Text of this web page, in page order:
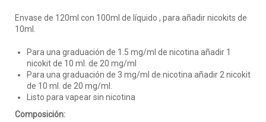
Envase de 120ml con 100ml de líquido , para añadir nicokits de
10ml.
Para una graduación de 1.5 mg/ml de nicotina añadir 1
nicokit de 10 ml. de 20 mg/ml
Para una graduación de 3 mg/ml de nicotina añadir 2 nicokit
de 10 ml. de 20 mg/ml.
Listo para vapear sin nicotina
Composición: